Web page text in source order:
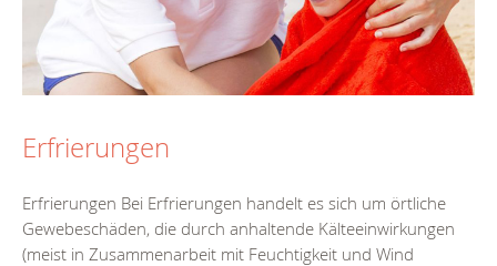
Erfrierungen
Erfrierungen Bei Erfrierungen handelt es sich um örtliche
Gewebeschäden, die durch anhaltende Kälteeinwirkungen
(meist in Zusammenarbeit mit Feuchtigkeit und Wind